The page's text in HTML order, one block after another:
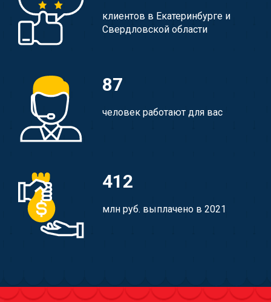
клиентов в Екатеринбурге и
Свердловской области
87
человек работают для вас
412
млн руб. выплачено в 2021